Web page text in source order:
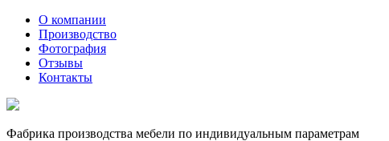
О компании
Производство
Фотография
Отзывы
Контакты
Фабрика производства мебели по индивидуальным параметрам